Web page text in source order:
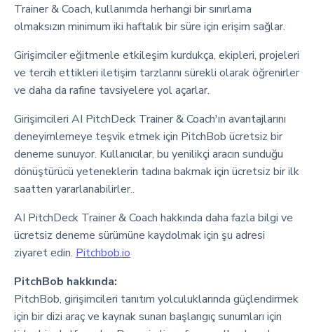
Trainer & Coach, kullanımda herhangi bir sınırlama
olmaksızın minimum iki haftalık bir süre için erişim sağlar.
Girişimciler eğitmenle etkileşim kurdukça, ekipleri, projeleri
ve tercih ettikleri iletişim tarzlarını sürekli olarak öğrenirler
ve daha da rafine tavsiyelere yol açarlar.
Girişimcileri AI PitchDeck Trainer & Coach'ın avantajlarını
deneyimlemeye teşvik etmek için PitchBob ücretsiz bir
deneme sunuyor. Kullanıcılar, bu yenilikçi aracın sunduğu
dönüştürücü yeteneklerin tadına bakmak için ücretsiz bir ilk
saatten yararlanabilirler..
AI PitchDeck Trainer & Coach hakkında daha fazla bilgi ve
ücretsiz deneme sürümüne kaydolmak için şu adresi
ziyaret edin. Pitchbob.io
PitchBob hakkında:
PitchBob, girişimcileri tanıtım yolculuklarında güçlendirmek
için bir dizi araç ve kaynak sunan başlangıç sunumları için